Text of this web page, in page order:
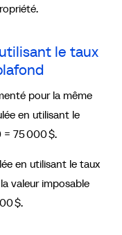
le taux
pour la même
en utilisant le
= 75 000 $.
en utilisant le taux
valeur imposable
$.